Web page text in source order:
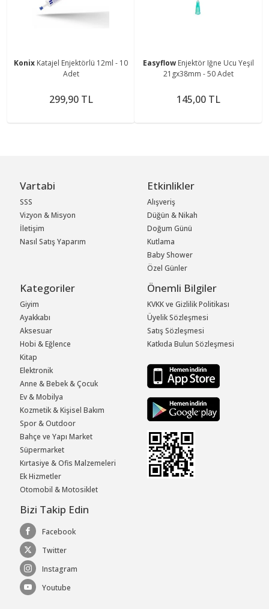
Konix Katajel Enjektörlü 12ml - 10
Adet
299,90 TL
Easyflow Enjektör Iğne Ucu Yeşil
21gx38mm - 50 Adet
145,00 TL
Vartabi
SSS
Vizyon & Misyon
İletişim
Nasıl Satış Yaparım
Etkinlikler
Alışveriş
Düğün & Nikah
Doğum Günü
Kutlama
Baby Shower
Özel Günler
Kategoriler
Giyim
Ayakkabı
Aksesuar
Hobi & Eğlence
Kitap
Elektronik
Anne & Bebek & Çocuk
Ev & Mobilya
Kozmetik & Kişisel Bakım
Spor & Outdoor
Bahçe ve Yapı Market
Süpermarket
Kırtasiye & Ofis Malzemeleri
Ek Hizmetler
Otomobil & Motosiklet
Önemli Bilgiler
KVKK ve Gizlilik Politikası
Üyelik Sözleşmesi
Satış Sözleşmesi
Katkıda Bulun Sözleşmesi
Bizi Takip Edin
Facebook
Twitter
Instagram
Youtube